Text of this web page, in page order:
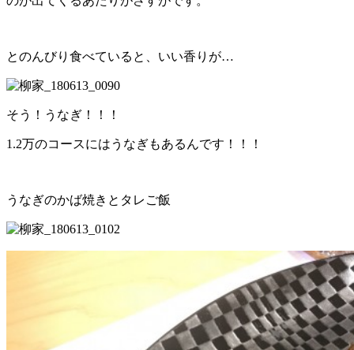
とのんびり食べていると、いい香りが…
そう！うなぎ！！！
1.2万のコースにはうなぎもあるんです！！！
うなぎのかば焼きとタレご飯